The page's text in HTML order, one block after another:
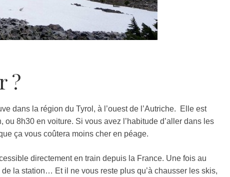
?
dans la région du Tyrol, à l’ouest de l’Autriche. Elle est
8h30 en voiture. Si vous avez l’habitude d’aller dans les
ça vous coûtera moins cher en péage.
directement en train depuis la France. Une fois au
la station… Et il ne vous reste plus qu’à chausser les skis,